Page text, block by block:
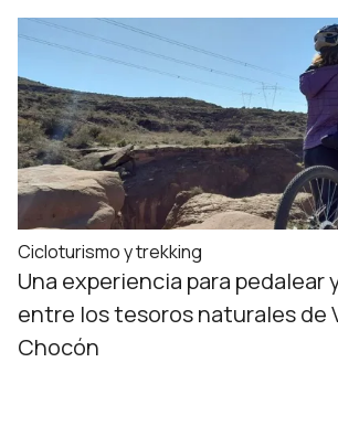
Cicloturismo y trekking
Una experiencia para pedalear
entre los tesoros naturales de
Chocón